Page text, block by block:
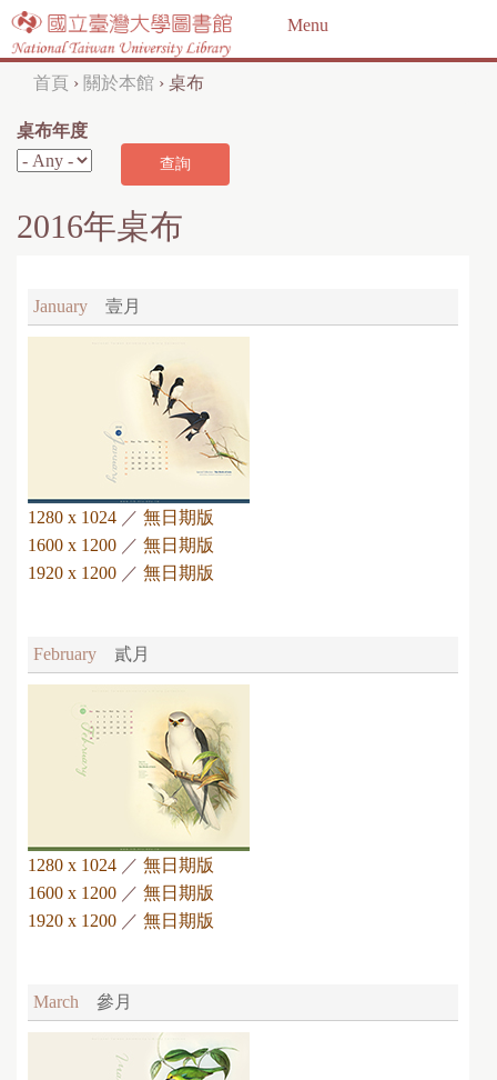
Jump to navigation
Menu
您
在
這
裡
首頁 › 關於本館 › 桌布
桌布年度
2016年桌布
January 壹月
1280 x 1024 ／ 無日期版
1600 x 1200 ／ 無日期版
1920 x 1200 ／ 無日期版
February 貳月
1280 x 1024 ／ 無日期版
1600 x 1200 ／ 無日期版
1920 x 1200 ／ 無日期版
March 參月